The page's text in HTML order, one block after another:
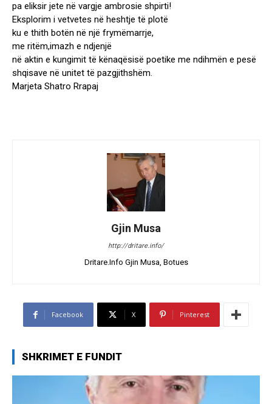
pa eliksir jete në vargje ambrosie shpirti!
Eksplorim i vetvetes në heshtje të plotë
ku e thith botën në një frymëmarrje,
me ritëm,imazh e ndjenjë
në aktin e kungimit të kënaqësisë poetike me ndihmën e pesë
shqisave në unitet të pazgjithshëm.
Marjeta Shatro Rrapaj
Gjin Musa
http://dritare.info/
Dritare.Info Gjin Musa, Botues
Facebook X Pinterest
SHKRIMET E FUNDIT